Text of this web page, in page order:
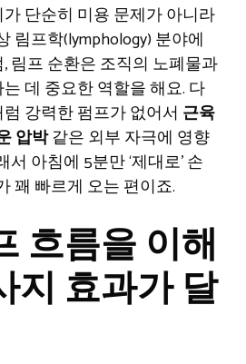
단순히 미용 문제가 아니라
림프학(lymphology) 분야에
림프 순환은 조직의 노폐물과
데 중요한 역할을 해요. 다
강력한 펌프가 없어서 근육
압박같은 외부 자극에 영향
아침에 5분만 ‘제대로’ 손
꽤 빠르게 오는 편이죠.
흐름을 이해
지 효과가 달